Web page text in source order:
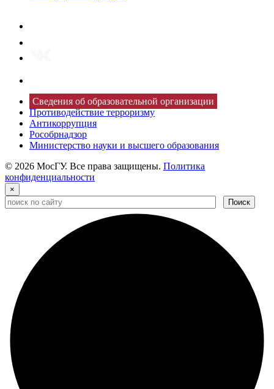
Сведения об образовательной организации
Противодействие терроризму
Антикоррупция
Рособрнадзор
Министерство науки и высшего образования
© 2026 МосГУ. Все права защищены. Политика
конфиденциальности
×